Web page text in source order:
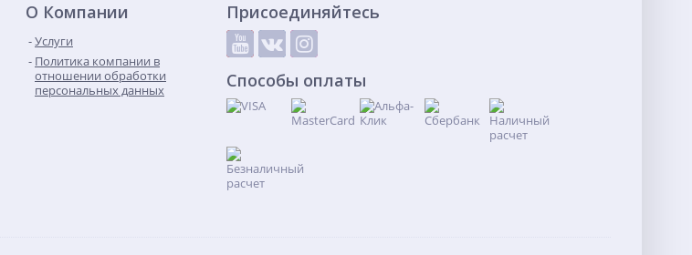
О Компании
Услуги
Политика компании в
отношении обработки
персональных данных
Присоединяйтесь
Способы оплаты